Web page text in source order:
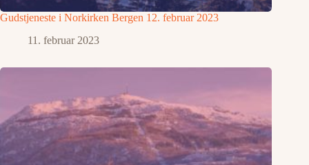
Gudstjeneste i Norkirken Bergen 12. februar 2023
11. februar 2023